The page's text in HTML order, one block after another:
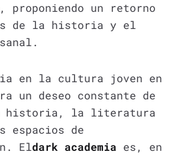
proponiendo un retorno
de la historia y el
en la cultura joven en
un deseo constante de
historia, la literatura
espacios de
Eldark academia es, en